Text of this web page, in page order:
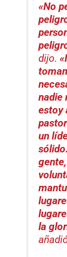
«No
dijo.
nadie
estoy
un
la